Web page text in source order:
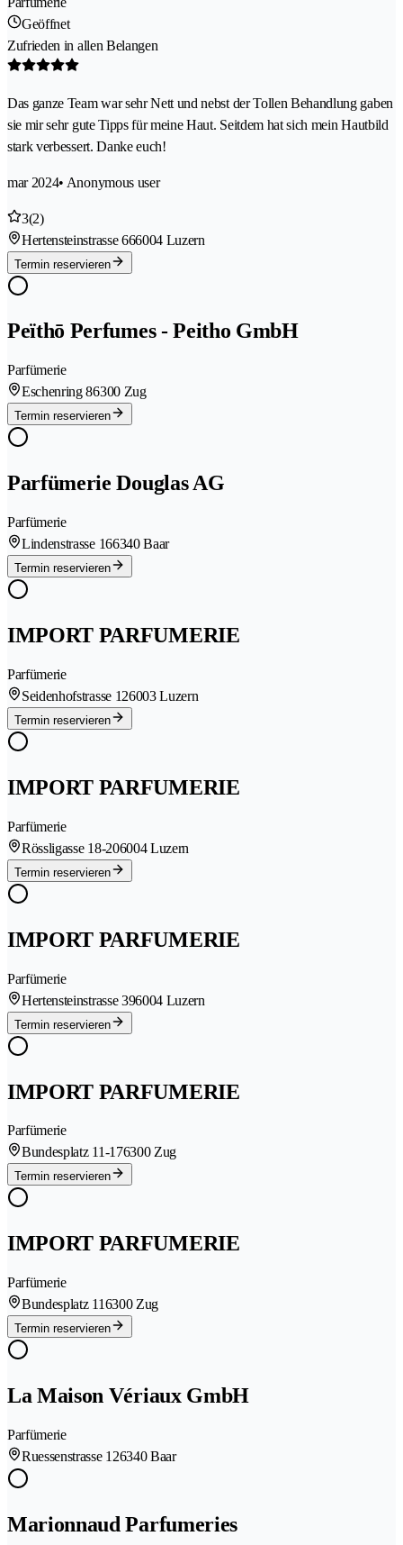
Geöffnet
Zufrieden in allen Belangen
Das ganze Team war sehr Nett und nebst der Tollen Behandlung gaben
sie mir sehr gute Tipps für meine Haut. Seitdem hat sich mein Hautbild
stark verbessert. Danke euch!
mar 2024• Anonymous user
3(2)
Hertensteinstrasse 666004 Luzern
Termin reservieren
Peïthō Perfumes - Peitho GmbH
Parfümerie
Eschenring 86300 Zug
Termin reservieren
Parfümerie Douglas AG
Parfümerie
Lindenstrasse 166340 Baar
Termin reservieren
IMPORT PARFUMERIE
Parfümerie
Seidenhofstrasse 126003 Luzern
Termin reservieren
IMPORT PARFUMERIE
Parfümerie
Rössligasse 18-206004 Luzern
Termin reservieren
IMPORT PARFUMERIE
Parfümerie
Hertensteinstrasse 396004 Luzern
Termin reservieren
IMPORT PARFUMERIE
Parfümerie
Bundesplatz 11-176300 Zug
Termin reservieren
IMPORT PARFUMERIE
Parfümerie
Bundesplatz 116300 Zug
Termin reservieren
La Maison Vériaux GmbH
Parfümerie
Ruessenstrasse 126340 Baar
Marionnaud Parfumeries